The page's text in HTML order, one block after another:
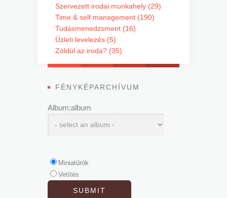
Szervezett irodai munkahely (29)
Time & self management (190)
Tudásmenedzsment (16)
Üzleti levelezés (5)
Zöldül az iroda? (35)
FÉNYKÉPARCHÍVUM
Album:album
Miniatűrök
Vetítés